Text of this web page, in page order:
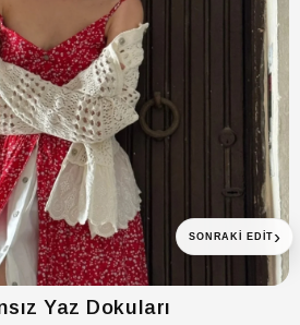
Yaz Dokuları
SONRAKI EDIT ›